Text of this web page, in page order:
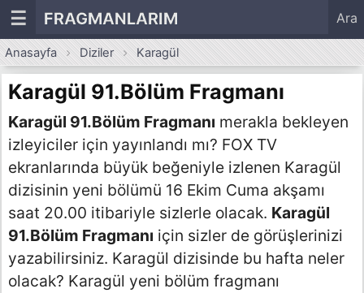
☰ FRAGMANLARIM Ara
Anasayfa Diziler Karagül
Karagül 91.Bölüm Fragmanı
Karagül 91.Bölüm Fragmanı merakla bekleyen
izleyiciler için yayınlandı mı? FOX TV
ekranlarında büyük beğeniyle izlenen Karagül
dizisinin yeni bölümü 16 Ekim Cuma akşamı
saat 20.00 itibariyle sizlerle olacak. Karagül
91.Bölüm Fragmanı için sizler de görüşlerinizi
yazabilirsiniz. Karagül dizisinde bu hafta neler
olacak? Karagül yeni bölüm fragmanı